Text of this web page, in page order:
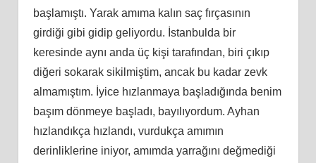
başlamıştı. Yarak amıma kalın saç fırçasının
girdiği gibi gidip geliyordu. İstanbulda bir
keresinde aynı anda üç kişi tarafından, biri çıkıp
diğeri sokarak sikilmiştim, ancak bu kadar zevk
almamıştım. İyice hızlanmaya başladığında benim
başım dönmeye başladı, bayılıyordum. Ayhan
hızlandıkça hızlandı, vurdukça amımın
derinliklerine iniyor, amımda yarrağını değmediği